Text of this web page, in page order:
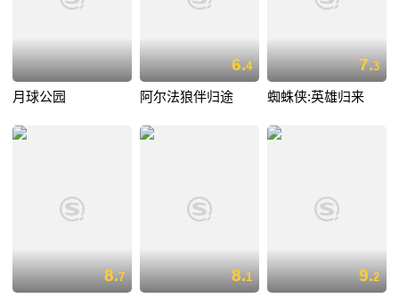
月球公园
6.4
阿尔法狼伴归途
7.3
蜘蛛侠:英雄归来
8.7 8.1 9.2